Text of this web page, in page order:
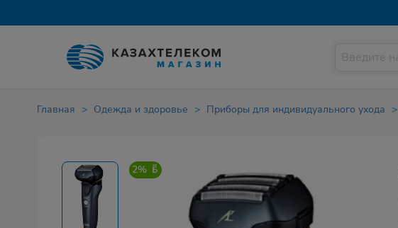
Главная Одежда и здоровье Приборы для индивидуального ухода
2%